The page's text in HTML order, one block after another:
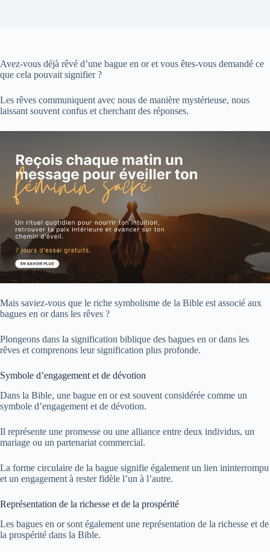
Avez-vous déjà rêvé d’une bague en or et vous êtes-vous demandé ce
que cela pouvait signifier ?
Les rêves communiquent avec nous de manière mystérieuse, nous
laissant souvent confus et cherchant des réponses.
Mais saviez-vous que le riche symbolisme de la Bible est associé aux
bagues en or dans les rêves ?
Plongeons dans la signification biblique des bagues en or dans les
rêves et comprenons leur signification plus profonde.
Symbole d’engagement et de dévotion
Dans la Bible, une bague en or est souvent considérée comme un
symbole d’engagement et de dévotion.
Il représente une promesse ou une alliance entre deux individus, un
mariage ou un partenariat commercial.
La forme circulaire de la bague signifie également un lien ininterrompu
et un engagement à rester fidèle l’un à l’autre.
Représentation de la richesse et de la prospérité
Les bagues en or sont également une représentation de la richesse et de
la prospérité dans la Bible.